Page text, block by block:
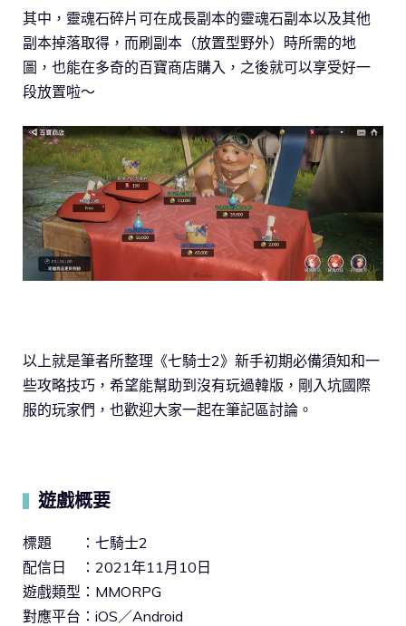
其中，靈魂石碎片可在成長副本的靈魂石副本以及其他
副本掉落取得，而刷副本（放置型野外）時所需的地
圖，也能在多奇的百寶商店購入，之後就可以享受好一
段放置啦～
以上就是筆者所整理《七騎士2》新手初期必備須知和一
些攻略技巧，希望能幫助到沒有玩過韓版，剛入坑國際
服的玩家們，也歡迎大家一起在筆記區討論。
遊戲概要
標題 ：七騎士2
配信日 ：2021年11月10日
遊戲類型：MMORPG
對應平台：iOS／Android